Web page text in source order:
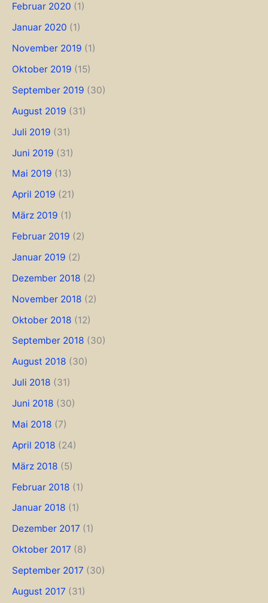
Februar 2020 (1)
Januar 2020 (1)
November 2019 (1)
Oktober 2019 (15)
September 2019 (30)
August 2019 (31)
Juli 2019 (31)
Juni 2019 (31)
Mai 2019 (13)
April 2019 (21)
März 2019 (1)
Februar 2019 (2)
Januar 2019 (2)
Dezember 2018 (2)
November 2018 (2)
Oktober 2018 (12)
September 2018 (30)
August 2018 (30)
Juli 2018 (31)
Juni 2018 (30)
Mai 2018 (7)
April 2018 (24)
März 2018 (5)
Februar 2018 (1)
Januar 2018 (1)
Dezember 2017 (1)
Oktober 2017 (8)
September 2017 (30)
August 2017 (31)